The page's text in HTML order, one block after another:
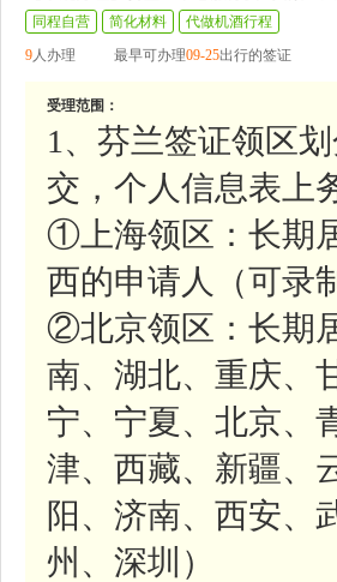
同程自营 简化材料
代做机酒行程
9人办理 最早可办理09-25出行的签证
受理范围：
1、芬兰签证领区
交，个人信息表上
①上海领区：长期
西的申请人（可录
②北京领区：长期
南、湖北、重庆、
宁、宁夏、北京、
津、西藏、新疆、
阳、济南、西安、
州、深圳）